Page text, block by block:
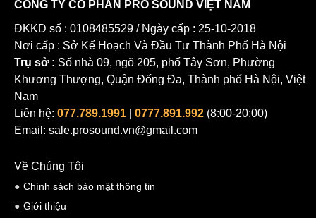
Các loại loa khác có chất lượng tốt đang trở thành sự lựa
chọn phổ biến trong hệ thống âm thanh của nhiều người sử
dụng. Với nhu cầu đa dạng và phong phú của người dùng,
CÔNG TY CỔ PHẦN PRO SOUND VIỆT NAM
ĐKKD số : 0108485529 / Ngày cấp : 25-10-2018
Nơi cấp : Sở Kế Hoạch Và Đầu Tư Thành Phố Hà Nội
Trụ sở : Số nhà 09, ngõ 205, phố Tây Sơn, Phường
Khương Thượng, Quận Đống Đa, Thành phố Hà Nội, Việt
Nam
Liên hệ: 077.789.1991 0777.891.992 (8:00-20:00)
Email: sale.prosound.vn@gmail.com
Về Chúng Tôi
Chính sách bảo mật thông tin
Giới thiệu